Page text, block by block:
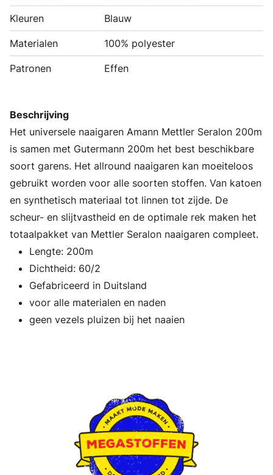
Kleuren Blauw
Materialen 100% polyester
Patronen Effen
Beschrijving
Het universele naaigaren Amann Mettler Seralon 200m
is samen met Gutermann 200m het best beschikbare
soort garens. Het allround naaigaren kan moeiteloos
gebruikt worden voor alle soorten stoffen. Van katoen
en synthetisch materiaal tot linnen tot zijde. De
scheur- en slijtvastheid en de optimale rek maken het
totaalpakket van Mettler Seralon naaigaren compleet.
Lengte: 200m
Dichtheid: 60/2
Gefabriceerd in Duitsland
voor alle materialen en naden
geen vezels pluizen bij het naaien